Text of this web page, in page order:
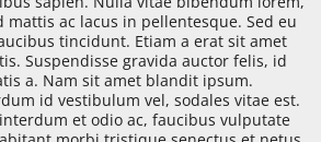
mattis ac lacus in pellentesque. Sed eu
tincidunt. Etiam a erat sit amet
Suspendisse gravida auctor felis, id
a. Nam sit amet blandit ipsum.
id vestibulum vel, sodales vitae est.
et odio ac, faucibus vulputate